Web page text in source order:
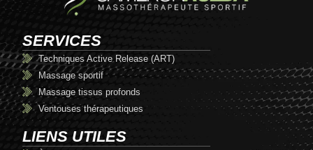
SERVICES
Techniques Active Release (ART)
Massage sportif
Massage tissus profonds
Ventouses thérapeutiques
LIENS UTILES